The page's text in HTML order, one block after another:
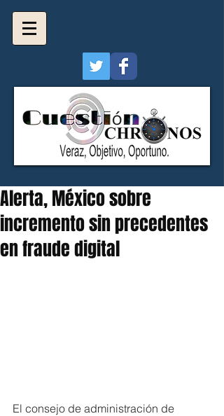
Alerta, México sobre
incremento sin precedentes
en fraude digital
El consejo de administración de